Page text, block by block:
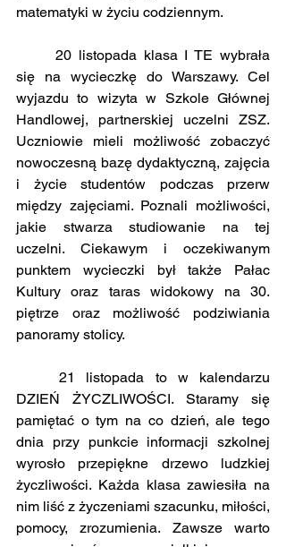
matematyki w życiu codziennym.
się na wycieczkę do Warszawy. Cel
wyjazdu to wizyta w Szkole Głównej
Handlowej, partnerskiej uczelni ZSZ.
Uczniowie mieli możliwość zobaczyć
nowoczesną bazę dydaktyczną, zajęcia
i życie studentów podczas przerw
między zajęciami. Poznali możliwości,
jakie stwarza studiowanie na tej
uczelni. Ciekawym i oczekiwanym
punktem wycieczki był także Pałac
Kultury oraz taras widokowy na 30.
piętrze oraz możliwość podziwiania
panoramy stolicy.
	21 listopada to w kalendarzu
DZIEŃ ŻYCZLIWOŚCI. Staramy się
pamiętać o tym na co dzień, ale tego
dnia przy punkcie informacji szkolnej
wyrosło przepiękne drzewo ludzkiej
życzliwości. Każda klasa zawiesiła na
nim liść z życzeniami szacunku, miłości,
pomocy, zrozumienia. Zawsze warto